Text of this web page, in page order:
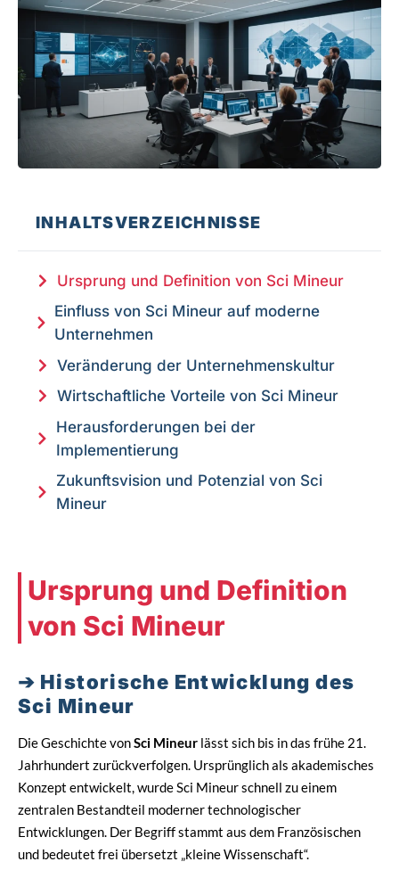
INHALTSVERZEICHNISSE
Ursprung und Definition von Sci Mineur
Einfluss von Sci Mineur auf moderne
Unternehmen
Veränderung der Unternehmenskultur
Wirtschaftliche Vorteile von Sci Mineur
Herausforderungen bei der
Implementierung
Zukunftsvision und Potenzial von Sci
Mineur
Ursprung und Definition
von Sci Mineur
Historische Entwicklung des
Sci Mineur
Die Geschichte vonSci Mineur lässt sich bis in das frühe 21.
Jahrhundert zurückverfolgen. Ursprünglich als akademisches
Konzept entwickelt, wurde Sci Mineur schnell zu einem
zentralen Bestandteil moderner technologischer
Entwicklungen. Der Begriff stammt aus dem Französischen
und bedeutet frei übersetzt „kleine Wissenschaft“.